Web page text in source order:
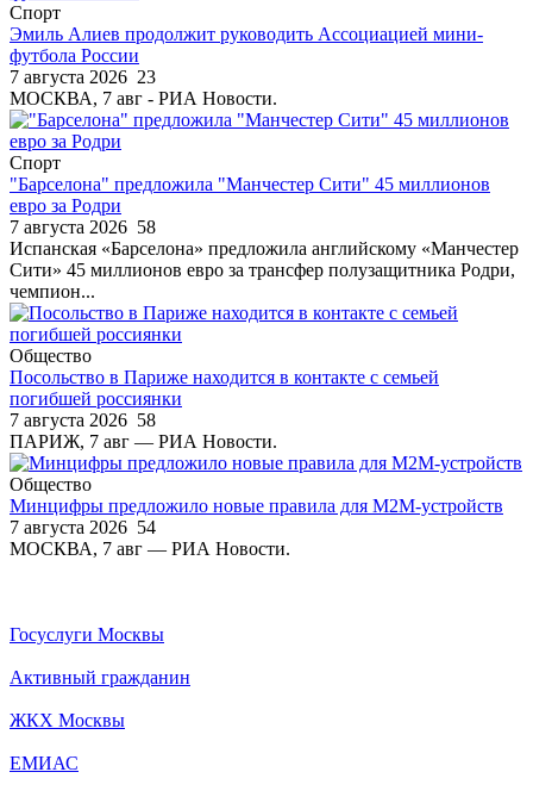
Спорт
Эмиль Алиев продолжит руководить Ассоциацией мини-
футбола России
7 августа 2026 23
МОСКВА, 7 авг - РИА Новости.
Спорт
"Барселона" предложила "Манчестер Сити" 45 миллионов
евро за Родри
7 августа 2026 58
Испанская «Барселона» предложила английскому «Манчестер
Сити» 45 миллионов евро за трансфер полузащитника Родри,
чемпион...
Общество
Посольство в Париже находится в контакте с семьей
погибшей россиянки
7 августа 2026 58
ПАРИЖ, 7 авг — РИА Новости.
Общество
Минцифры предложило новые правила для М2М-устройств
7 августа 2026 54
МОСКВА, 7 авг — РИА Новости.
Госуслуги Москвы
Активный гражданин
ЖКХ Москвы
ЕМИАС